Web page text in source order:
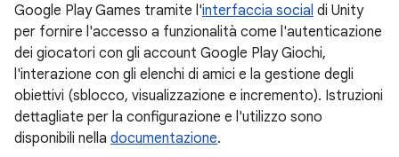
Google Play Games tramite l'interfaccia social di Unity
per fornire l'accesso a funzionalità come l'autenticazione
dei giocatori con gli account Google Play Giochi,
l'interazione con gli elenchi di amici e la gestione degli
obiettivi (sblocco, visualizzazione e incremento). Istruzioni
dettagliate per la configurazione e l'utilizzo sono
disponibili nella documentazione.